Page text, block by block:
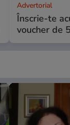
Advertorial
Înscrie-te
voucher de